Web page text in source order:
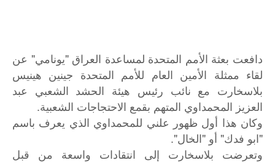
دافعت بعثة الأمم المتحدة لمساعدة العراق "يونامي" عن
لقاء ممثلة الأمين العام للأمم المتحدة جينين هينيس
بلاسخارت مع نائب رئيس هيئة الحشد الشعبي عبد
العزيز المحمداوي المتهم بقمع الاحتجاجات الشعبية.
وكان هذا أول ظهور علني للمحمداوي الذي يعرف باسم
"ابو فدك" أو "الخال".
وتعرضت بلاسخارت إلى انتقادات واسعة من قبل